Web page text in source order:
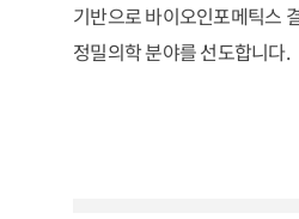
기반으로 바이오인포메틱스
정밀의학 분야를 선도합니다.